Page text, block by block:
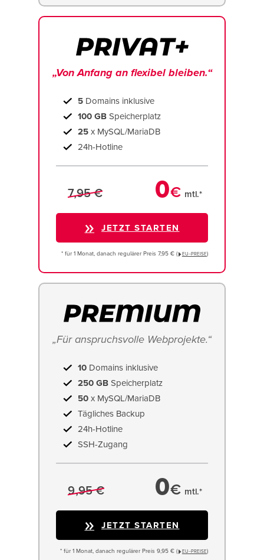
„Von Anfang an flexibel bleiben.“
5 Domains inklusive
100 GB Speicherplatz
25 x MySQL/MariaDB
24h-Hotline
7,95 € 0€ mtl.*
JETZT STARTEN
* für 1 Monat, danach regulärer Preis 7,95 € ( EU−PREISE)
„Für anspruchsvolle Webprojekte.“
10 Domains inklusive
250 GB Speicherplatz
50 x MySQL/MariaDB
Tägliches Backup
24h-Hotline
SSH-Zugang
9,95 € 0€ mtl.*
JETZT STARTEN
* für 1 Monat, danach regulärer Preis 9,95 € ( EU−PREISE)